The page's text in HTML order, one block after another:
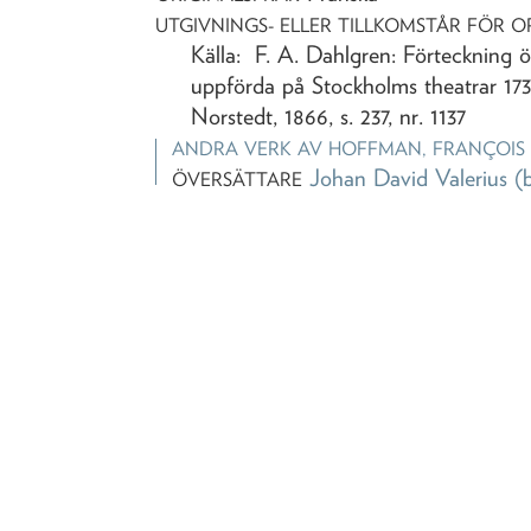
UTGIVNINGS- ELLER TILLKOMSTÅR FÖR
Källa: F. A. Dahlgren: Förteckning
uppförda på Stockholms theatrar
Norstedt, 1866, s. 237, nr. 1137
ANDRA VERK AV HOFFMAN, FRANÇOIS
ÖVERSÄTTARE Johan David Valerius